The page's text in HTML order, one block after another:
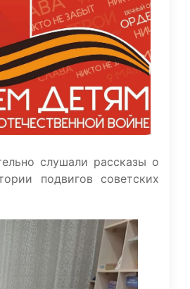
слушали рассказы о
подвигов советских